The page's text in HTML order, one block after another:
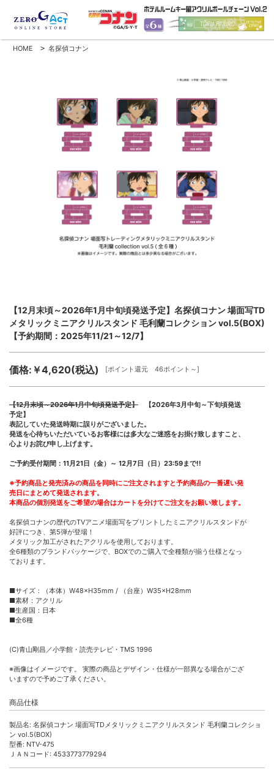
HOME > 名探偵コナン
【12月末頃～2026年1月中旬頃発送予定】名探偵コナン 場面写TD
メタリックミニアクリルスタンド 毛利蘭コレクション vol.5(BOX)
【予約期間：2025年11/21～12/7】
価格:￥4,620(税込) [ポイント還元 46ポイント～]
【12月末頃～2026年1月中旬頃発送予定】 【2026年3月中旬～下旬頃発送
予定】
表記していた発送時期に誤りがございました。
発送を心待ちいただいているお客様には多大なご迷惑をお掛け致しますこと、
心よりお詫び申し上げます。
ご予約受付期間：11月21日（金）～ 12月7日（日）23:59まで!!
※予約商品と発売済みの商品を同時にご注文されますと予約商品の一番遅い発
売日にまとめて発送されます。
本商品の個別発送をご希望の場合はカートを分けてご注文をお願い致します。
名探偵コナンの歴代のTVアニメ場面写をプリントしたミニアクリルスタンドが
好評につき、第5弾が登場！
メタリック加工がされたアクリルを使用しております。
全6種類のブランドパッケージで、BOXでのご購入で全種類が揃う仕様となっ
ております。
■サイズ：（本体）W48×H35mm / （台座）W35×H28mm
■素材：アクリル
■生産国：日本
■全6種
(C)青山剛昌／小学館・読売テレビ・TMS 1996
※画像はイメージです。 実際の商品とデザイン・仕様が一部異なる場合がござ
いますので予めご了承ください。
商品仕様
製品名: 名探偵コナン 場面写TDメタリックミニアクリルスタンド 毛利蘭コレクショ
ン vol.5(BOX)
型番: NTV-475
ＪＡＮコード: 4533773779294